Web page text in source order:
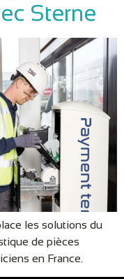
Sterne
les solutions du
de pièces
en France.